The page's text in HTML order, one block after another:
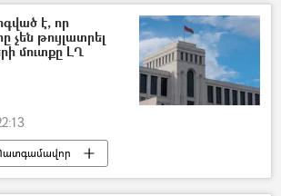
է, որ
թույլատրել
մուտքը ԼՂ
Հայաստան